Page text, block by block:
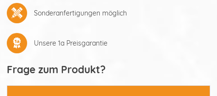
Sonderanfertigungen möglich
Unsere 1a Preisgarantie
Frage zum Produkt?